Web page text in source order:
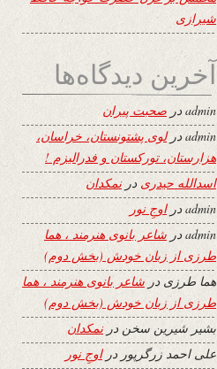
شیرازی
آخرین دیدگاه‌ها
adminدر صحبت پیران
admin درلوی پشتونستان، خراسان،
هزارستان، تورکستان و فدرالیزم !
اسدالله حیدری درنمکدان
adminدراوجِ نور
adminدر شاعر بانوی هنرمند ، هما
طرزی از زبان خودش (بخش دوم)
هما طرزی در شاعر بانوی هنرمند ، هما
طرزی از زبان خودش (بخش دوم)
بشیر شیرین سخن درنمکدان
علی احمد زرگرپور دراوجِ نور